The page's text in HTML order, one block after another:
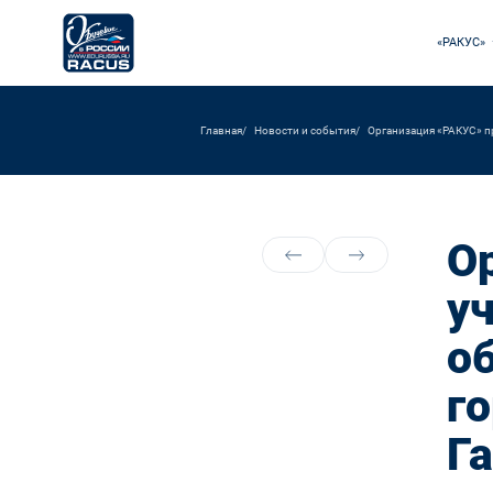
«РАКУС»
Главная Новости и события Организация «РАКУС»